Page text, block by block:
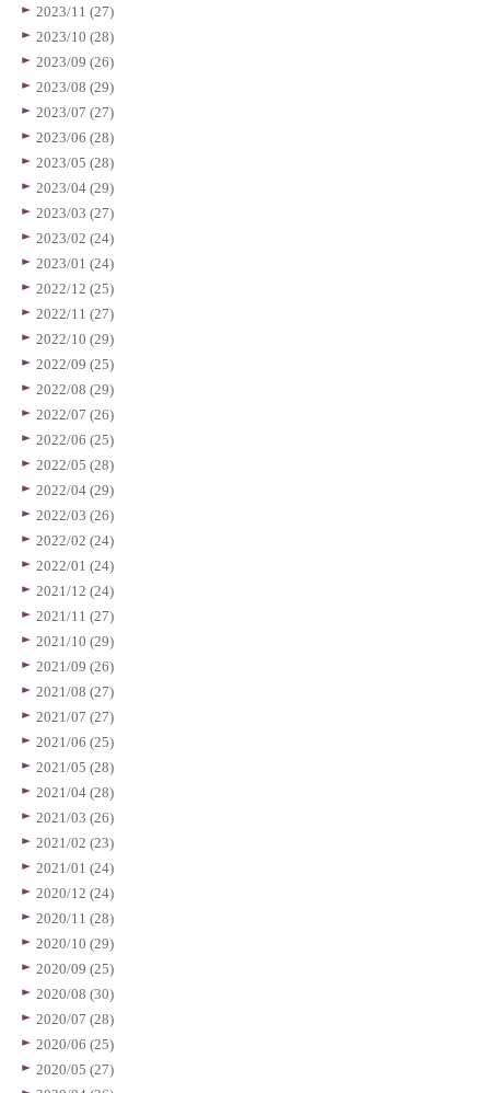
2023/11 (27)
2023/10 (28)
2023/09 (26)
2023/08 (29)
2023/07 (27)
2023/06 (28)
2023/05 (28)
2023/04 (29)
2023/03 (27)
2023/02 (24)
2023/01 (24)
2022/12 (25)
2022/11 (27)
2022/10 (29)
2022/09 (25)
2022/08 (29)
2022/07 (26)
2022/06 (25)
2022/05 (28)
2022/04 (29)
2022/03 (26)
2022/02 (24)
2022/01 (24)
2021/12 (24)
2021/11 (27)
2021/10 (29)
2021/09 (26)
2021/08 (27)
2021/07 (27)
2021/06 (25)
2021/05 (28)
2021/04 (28)
2021/03 (26)
2021/02 (23)
2021/01 (24)
2020/12 (24)
2020/11 (28)
2020/10 (29)
2020/09 (25)
2020/08 (30)
2020/07 (28)
2020/06 (25)
2020/05 (27)